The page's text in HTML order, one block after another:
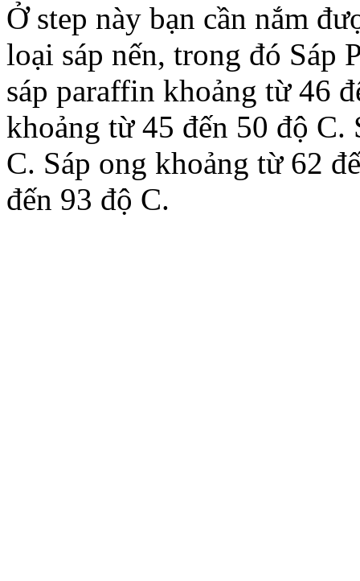
Ở step này bạn cần nắm
loại sáp nến, trong đó Sáp
sáp paraffin khoảng từ 46
khoảng từ 45 đến 50 độ C.
C. Sáp ong khoảng từ 62
đến 93 độ C.